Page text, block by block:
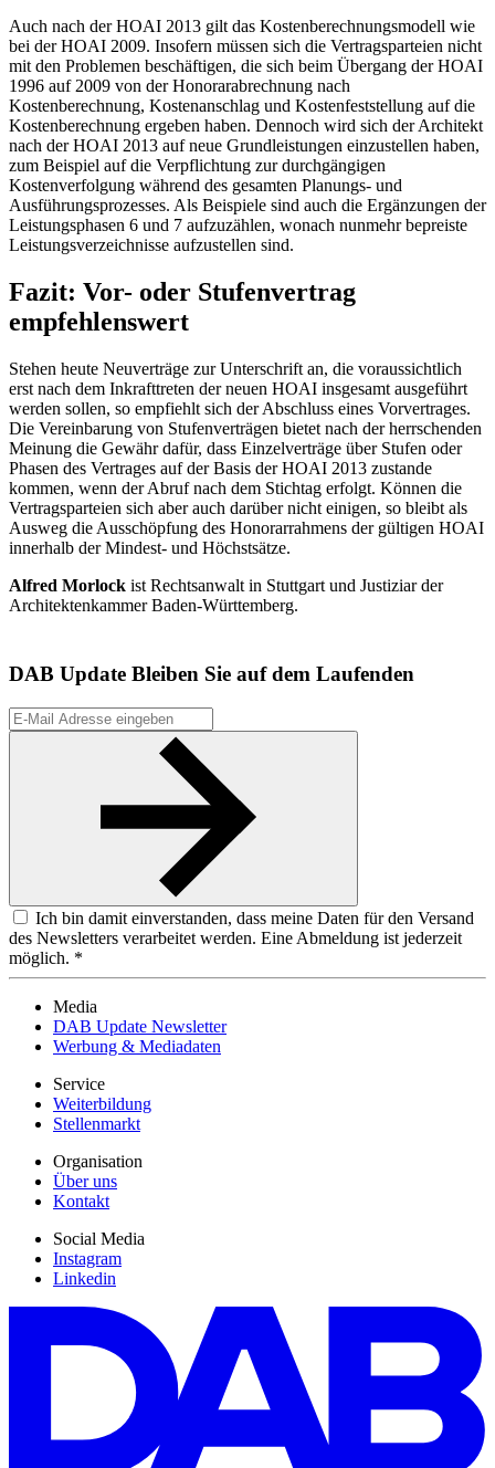
Auch nach der HOAI 2013 gilt das Kostenberechnungsmodell wie
bei der HOAI 2009. Insofern müssen sich die Vertragsparteien nicht
mit den Problemen beschäftigen, die sich beim Übergang der HOAI
1996 auf 2009 von der Honorarabrechnung nach
Kostenberechnung, Kostenanschlag und Kostenfeststellung auf die
Kostenberechnung ergeben haben. Dennoch wird sich der Architekt
nach der HOAI 2013 auf neue Grundleistungen einzustellen haben,
zum Beispiel auf die Verpflichtung zur durchgängigen
Kostenverfolgung während des gesamten Planungs- und
Ausführungsprozesses. Als Beispiele sind auch die Ergänzungen der
Leistungsphasen 6 und 7 aufzuzählen, wonach nunmehr bepreiste
Leistungsverzeichnisse aufzustellen sind.
Fazit: Vor- oder Stufenvertrag
empfehlenswert
Stehen heute Neuverträge zur Unterschrift an, die voraussichtlich
erst nach dem Inkrafttreten der neuen HOAI insgesamt ausgeführt
werden sollen, so empfiehlt sich der Abschluss eines Vorvertrages.
Die Vereinbarung von Stufenverträgen bietet nach der herrschenden
Meinung die Gewähr dafür, dass Einzelverträge über Stufen oder
Phasen des Vertrages auf der Basis der HOAI 2013 zustande
kommen, wenn der Abruf nach dem Stichtag erfolgt. Können die
Vertragsparteien sich aber auch darüber nicht einigen, so bleibt als
Ausweg die Ausschöpfung des Honorarrahmens der gültigen HOAI
innerhalb der Mindest- und Höchstsätze.
Alfred Morlock ist Rechtsanwalt in Stuttgart und Justiziar der
Architektenkammer Baden-Württemberg.
DAB Update Bleiben Sie auf dem Laufenden
Ich bin damit einverstanden, dass meine Daten für den Versand
des Newsletters verarbeitet werden. Eine Abmeldung ist jederzeit
möglich. *
Media
DAB Update Newsletter
Werbung & Mediadaten
Service
Weiterbildung
Stellenmarkt
Organisation
Über uns
Kontakt
Social Media
Instagram
Linkedin